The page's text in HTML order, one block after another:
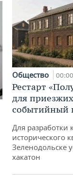
Общество 00:00
Рестарт
для
событийный
Для
исторического
Зеленодольске
хакатон